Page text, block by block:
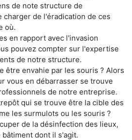
de note structure de
charger de l'éradication de ces
où.
en rapport avec l'invasion
pouvez compter sur l'expertise
de notre structure.
être envahie par les souris ? Alors
vous en débarrasser se trouve
de notre entreprise.
qui se trouve être la cible des
les surmulots ou les souris ?
de la désinfection des lieux,
dont il s'agit.